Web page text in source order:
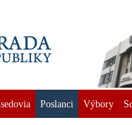
Poslanci Výbory